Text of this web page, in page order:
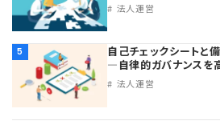
法人運営
5
自己チェックシートと
―自律的ガバナンスを
法人運営